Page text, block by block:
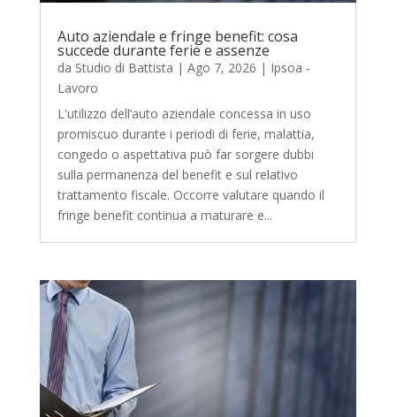
Auto aziendale e fringe benefit: cosa
succede durante ferie e assenze
da Studio di Battista | Ago 7, 2026 | Ipsoa -
Lavoro
L'utilizzo dell’auto aziendale concessa in uso
promiscuo durante i periodi di ferie, malattia,
congedo o aspettativa può far sorgere dubbi
sulla permanenza del benefit e sul relativo
trattamento fiscale. Occorre valutare quando il
fringe benefit continua a maturare e...